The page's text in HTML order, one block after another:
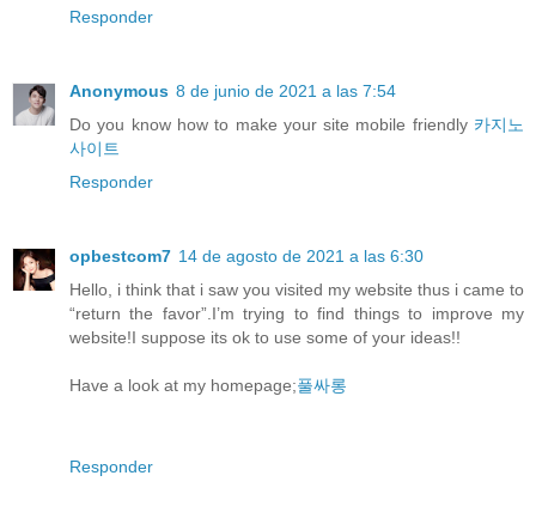
Responder
Anonymous 8 de junio de 2021 a las 7:54
Do you know how to make your site mobile friendly 카지노
사이트
Responder
opbestcom7 14 de agosto de 2021 a las 6:30
Hello, i think that i saw you visited my website thus i came to
“return the favor”.I’m trying to find things to improve my
website!I suppose its ok to use some of your ideas!!
Have a look at my homepage;풀싸롱
Responder